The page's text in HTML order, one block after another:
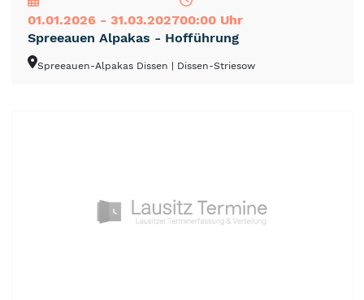
01.01.2026 - 31.03.202700:00 Uhr
Spreeauen Alpakas - Hofführung
Spreeauen-Alpakas Dissen | Dissen-Striesow